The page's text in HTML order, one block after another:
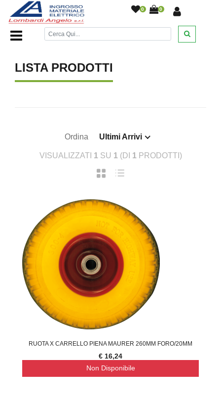
0 0
Home Page//
LISTA PRODOTTI
Ordina Ultimi Arrivi
VISUALIZZATI 1 SU 1 (DI 1 PRODOTTI)
RUOTA X CARRELLO PIENA MAURER 260MM FORO/20MM
€ 16,24
Non Disponibile